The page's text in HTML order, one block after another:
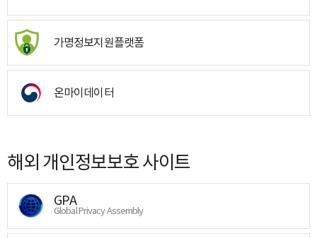
가명정보지원플랫폼
온마이데이터
해외 개인정보보호 사이트
GPA
Global Privacy Assembly